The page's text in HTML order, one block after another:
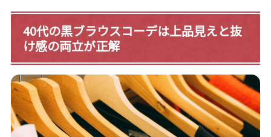
40代の黒ブラウスコーデは上品見えと抜
け感の両立が正解